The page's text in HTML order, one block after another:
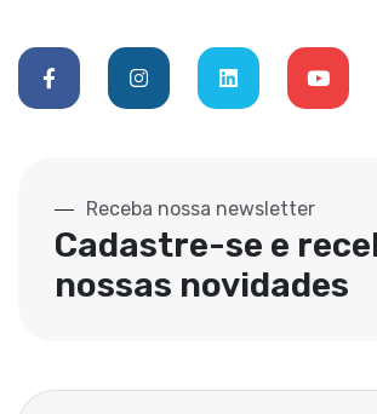
Receba nossa newsletter
Cadastre-se e
nossas novidades